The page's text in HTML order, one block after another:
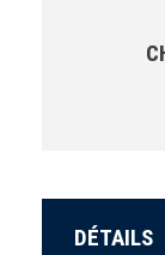
DÉTAILS